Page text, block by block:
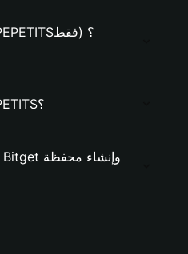
ما هي أفضل محفظة PEPETITS؟